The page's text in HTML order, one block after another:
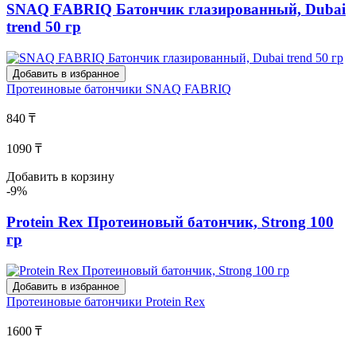
SNAQ FABRIQ Батончик глазированный, Dubai
trend 50 гр
Добавить в избранное
Протеиновые батончики SNAQ FABRIQ
840 ₸
1090 ₸
Добавить в корзину
-9%
Protein Rex Протеиновый батончик, Strong 100
гр
Добавить в избранное
Протеиновые батончики Protein Rex
1600 ₸